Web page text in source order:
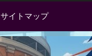
サイトマップ